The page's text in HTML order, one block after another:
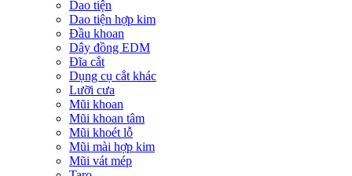
Dao tiện
Dao tiện hợp kim
Đầu khoan
Dây đồng EDM
Đĩa cắt
Dụng cụ cắt khác
Lưỡi cưa
Mũi khoan
Mũi khoan tâm
Mũi khoét lỗ
Mũi mài hợp kim
Mũi vát mép